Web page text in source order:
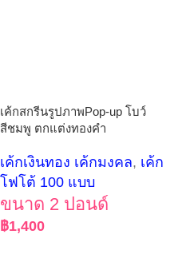
เค้กสกรีนรูปภาพPop-up โบว์
สีชมพู ตกแต่งทองคำ
เค้กเงินทอง เค้กมงคล, เค้ก
โฟโต้ 100 แบบ
ขนาด 2 ปอนด์
฿1,400